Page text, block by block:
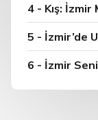
4 - Kış:
5 - İzmir’de
6 - İzmir